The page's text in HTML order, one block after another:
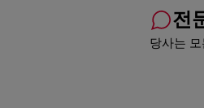
전
당사는